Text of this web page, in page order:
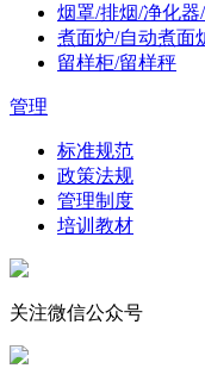
烟罩/排烟/净化器
煮面炉/自动煮面
留样柜/留样秤
管理
标准规范
政策法规
管理制度
培训教材
关注微信公众号